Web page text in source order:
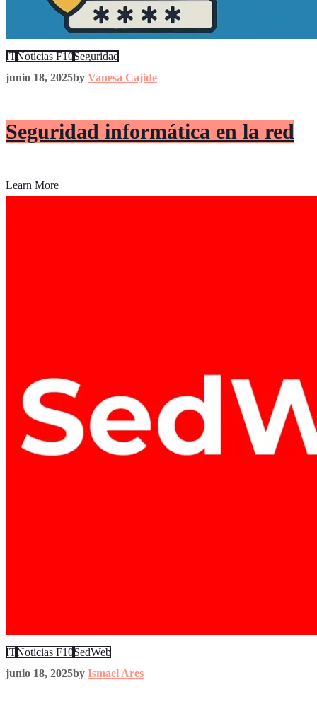
IT Noticias F10 Seguridad
junio 18, 2025by Vanesa Cajide
Seguridad informática en la red
Learn More
IT Noticias F10 SedWeb
junio 18, 2025by Ismael Ares